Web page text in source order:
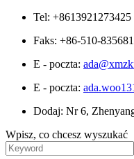
Tel: +8613921273425
Faks: +86-510-
E - poczta:
E - poczta:
Dodaj: Nr 6,
Wpisz, co chcesz wyszukać